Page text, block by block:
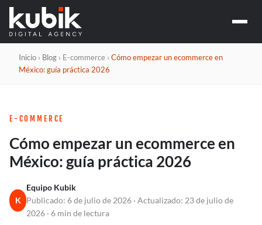
Social media
CAMPAÑAS Y
DESARROLLO
Inicio › Blog › E-commerce › Cómo empezar un ecommerce en
México: guía práctica 2026
E-COMMERCE
Cómo empezar un ecommerce en
México: guía práctica 2026
K
Equipo Kubik
Publicado: 6 de julio de 2026 · Actualizado: 23 de julio de
2026 · 6 min de lectura